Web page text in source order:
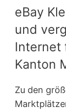
eBay
und
Internet
Kanton
Zu den